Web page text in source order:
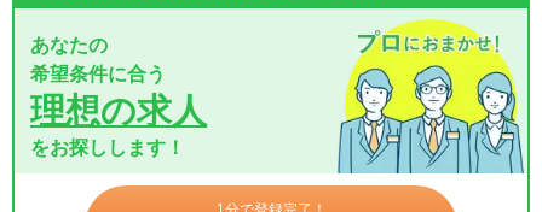
あなたの
希望条件に合う
理想の求人
をお探しします！